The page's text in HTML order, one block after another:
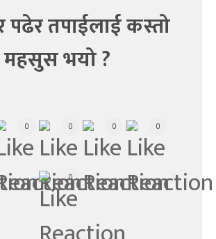
पढेर तपाईलाई कस्तो
महसुस भयो ?
0 0 0 0
0